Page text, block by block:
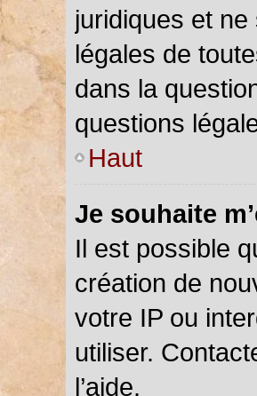
juridiques et
légales de
dans la
questions
Haut
Je souhaite
Il est possible
création de
votre IP ou
utiliser.
l’aide.